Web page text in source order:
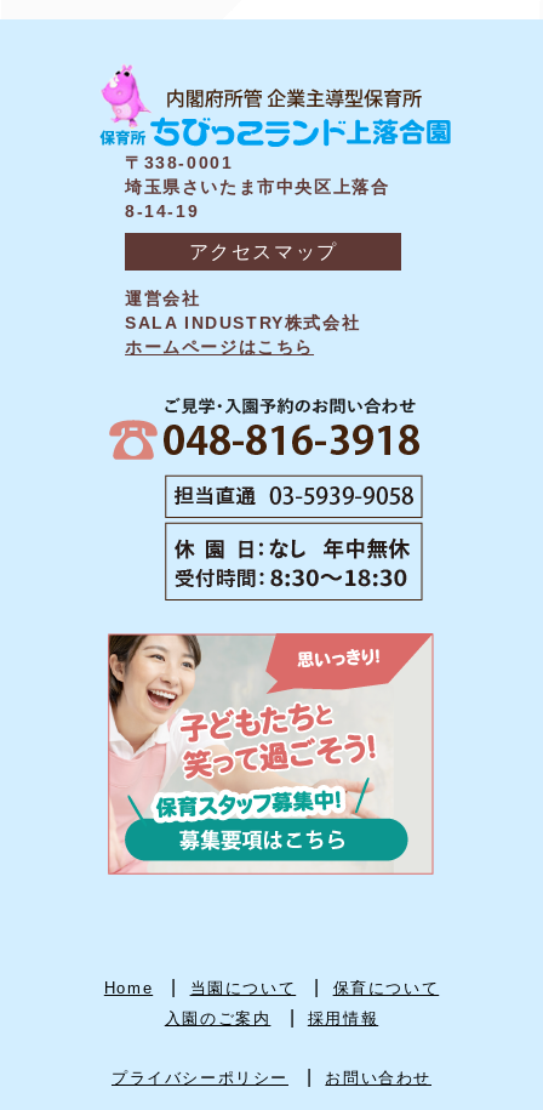
〒338-0001
埼玉県さいたま市中央区上落合
8-14-19
アクセスマップ
運営会社
SALA INDUSTRY株式会社
ホームページはこちら
Home 当園について
保育について
入園のご案内
採用情報
プライバシーポリシー お問い合わせ